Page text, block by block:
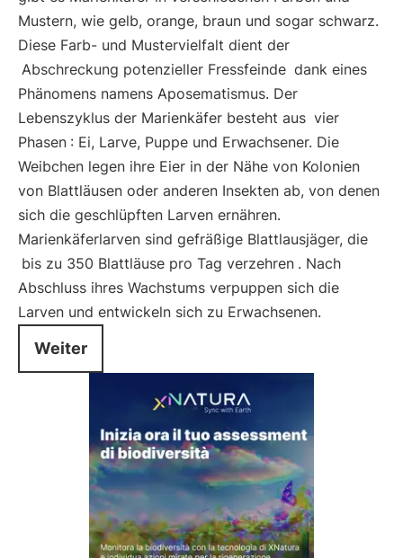
Mustern, wie gelb, orange, braun und sogar schwarz.
Diese Farb- und Mustervielfalt dient der
Abschreckung potenzieller Fressfeinde dank eines
Phänomens namens Aposematismus. Der
Lebenszyklus der Marienkäfer besteht aus vier
Phasen : Ei, Larve, Puppe und Erwachsener. Die
Weibchen legen ihre Eier in der Nähe von Kolonien
von Blattläusen oder anderen Insekten ab, von denen
sich die geschlüpften Larven ernähren.
Marienkäferlarven sind gefräßige Blattlausjäger, die
bis zu 350 Blattläuse pro Tag verzehren . Nach
Abschluss ihres Wachstums verpuppen sich die
Larven und entwickeln sich zu Erwachsenen.
Weiter